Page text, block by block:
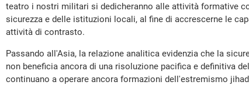
teatro i nostri militari si dedicheranno alle attività formative
sicurezza e delle istituzioni locali, al fine di accrescerne le
attività di contrasto.
Passando all'Asia, la relazione analitica evidenzia che la
non beneficia ancora di una risoluzione pacifica e definitiva
continuano a operare ancora formazioni dell'estremismo